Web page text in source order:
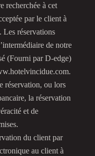
recherchée à cet
par le client à
Les réservations
de notre
(Fourni par D-edge)
réservation, ou lors
la réservation
et de
du client par
au client à